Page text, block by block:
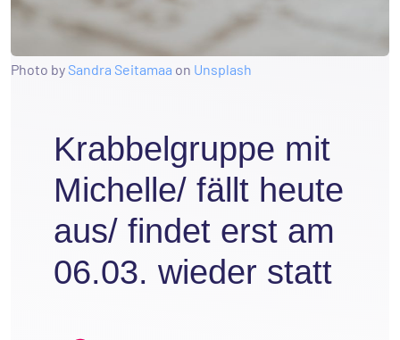
Photo by Sandra Seitamaa on Unsplash
Krabbelgruppe mit
Michelle/ fällt heute
aus/ findet erst am
06.03. wieder statt